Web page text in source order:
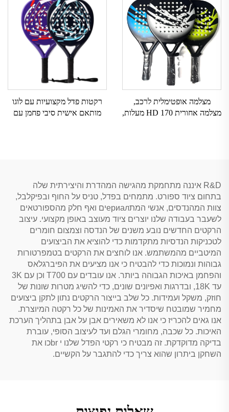
מצלמה אופטימלית לרכב,
מצלמה אחורית HD 170 מעלות,
רקטות פדל מקצועיות עם לוגו
מותאם אישית סיבי פחמן עם
R&D איננה מתחמקת מהגישה המהדרת והיצירתית שלה
בתחום ציוד ספורט. מתמחים בפדל, טניס על החוף ובפיקלבל,
צוות המהנדסים, אנשי המתериалים ואף חלק מהספורטאים
לשעבר בעבודה שלנו יוצרים ציוד מעוצב באופן מקצועי. עיצוב
הרקטים החדשים נובע משנים של הנדסה וצמצום חומרים
לטכניקות הנדסיות מתקדמות כדי להוציא את הביצועים
המיטביים מהמשתמש. אנו לוחצים את הרקטים בטמפרטורות
גבוהות ונמוכות כדי להבטיח כי אנו מציעים את הפיברגלאס
והפחמן באיכות הגבוהה ביותר. אנו עובדים עם T700 וכן עם 3K
עד 18K, ובדרגות ואפיונים שונים, כדי להשיג מטרות שונות של
חוזק, משקל ועמידות. כל שלב בייצור הרקטים נתון לתקן ביצועים
מחמיר שמובטח שיסדיר את האמינות של כל רקטה המיוצרת.
אנו גאים להכריז כי אנו לא משאירים אבן על אבן בתהליך הערכת
האיכות. כל שכבה, מחומרי הגלם ועד לעיצוב הסופי, עוברת
בדיקה מדוקדקת. זה מבטיח כי רקטי הפדל שלנו י brכו את
השחקן ביתרון שהוא צריך כדי להתגבר על הקשיים.